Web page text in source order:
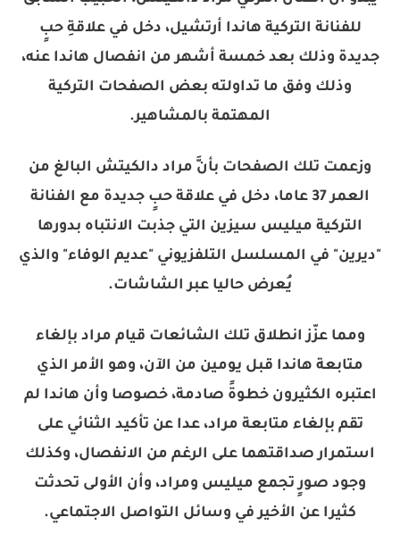
للفنانة التركية هاندا أرتشيل، دخل في علاقةِ حبٍ
جديدة وذلك بعد خمسة أشهر من انفصال هاندا عنه،
وذلك وفق ما تداولته بعض الصفحات التركية
المهتمة بالمشاهير.
وزعمت تلك الصفحات بأنَّ مراد دالكيتش البالغ من
العمر 37 عاما، دخل في علاقة حبٍ جديدة مع الفنانة
التركية ميليس سيزين التي جذبت الانتباه بدورها
"ديرين" في المسلسل التلفزيوني "عديم الوفاء" والذي
يُعرض حاليا عبر الشاشات.
ومما عزّز انطلاق تلك الشائعات قيام مراد بإلغاء
متابعة هاندا قبل يومين من الآن، وهو الأمر الذي
اعتبره الكثيرون خطوةً صادمة، خصوصا وأن هاندا لم
تقم بإلغاء متابعة مراد، عدا عن تأكيد الثنائي على
استمرار صداقتهما على الرغم من الانفصال، وكذلك
وجود صورٍ تجمع ميليس ومراد، وأن الأولى تحدثت
كثيرا عن الأخير في وسائل التواصل الاجتماعي.